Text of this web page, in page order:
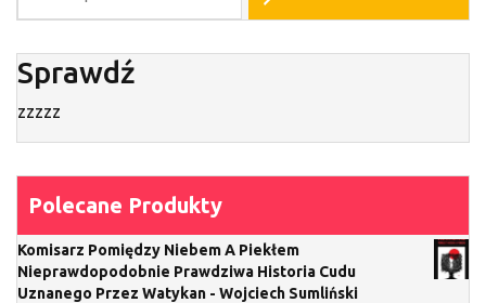
Sprawdź
zzzzz
Polecane Produkty
Komisarz Pomiędzy Niebem A Piekłem
Nieprawdopodobnie Prawdziwa Historia Cudu
Uznanego Przez Watykan - Wojciech Sumliński